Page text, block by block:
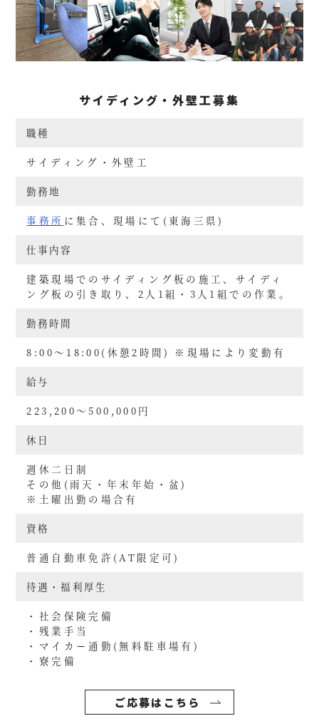
サイディング・外壁工募集
職種
サイディング・外壁工
勤務地
事務所 に集合、現場にて(東海三県)
仕事内容
建築現場でのサイディング板の施工、サイディ
ング板の引き取り、2人1組・3人1組での作業。
勤務時間
8:00～18:00(休憩2時間) ※現場により変動有
給与
223,200～500,000円
休日
週休二日制
その他(雨天・年末年始・盆)
※土曜出勤の場合有
資格
普通自動車免許(AT限定可)
待遇・福利厚生
・社会保険完備
・残業手当
・マイカー通勤(無料駐車場有)
・寮完備
ご応募はこちら